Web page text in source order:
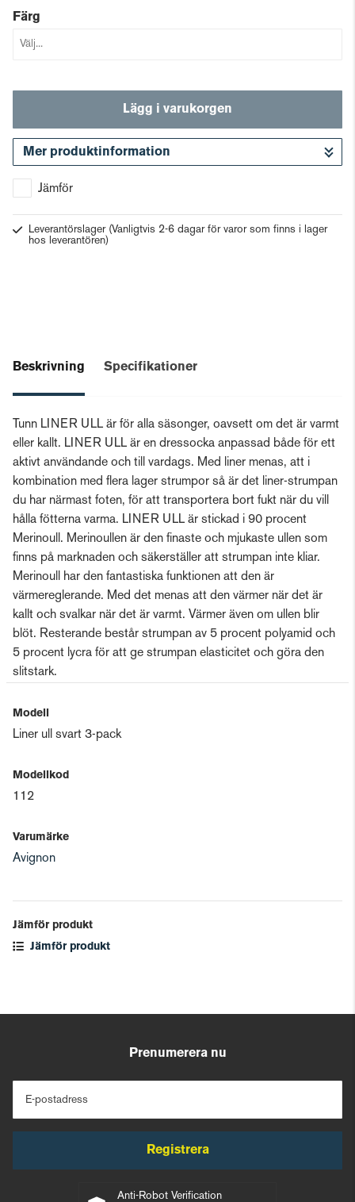
Färg
Lägg i varukorgen
Mer produktinformation
Jämför
Leverantörslager (Vanligtvis 2-6 dagar för varor som finns i lager
hos leverantören)
Beskrivning Specifikationer
Tunn LINER ULL är för alla säsonger, oavsett om det är varmt
eller kallt. LINER ULL är en dressocka anpassad både för ett
aktivt användande och till vardags. Med liner menas, att i
kombination med flera lager strumpor så är det liner-strumpan
du har närmast foten, för att transportera bort fukt när du vill
hålla fötterna varma. LINER ULL är stickad i 90 procent
Merinoull. Merinoullen är den finaste och mjukaste ullen som
finns på marknaden och säkerställer att strumpan inte kliar.
Merinoull har den fantastiska funktionen att den är
värmereglerande. Med det menas att den värmer när det är
kallt och svalkar när det är varmt. Värmer även om ullen blir
blöt. Resterande består strumpan av 5 procent polyamid och
5 procent lycra för att ge strumpan elasticitet och göra den
slitstark.
Modell
Liner ull svart 3-pack
Modellkod
112
Varumärke
Avignon
Jämför produkt
Jämför produkt
Prenumerera nu
E-postadress
Registrera
Anti-Robot Verification